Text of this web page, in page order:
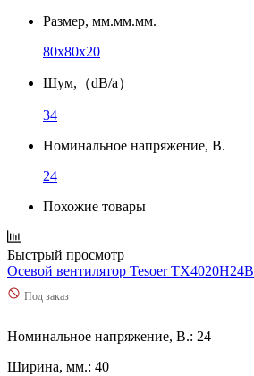
Размер, мм.мм.мм.
80x80x20
Шум,（dB/a）
34
Номинальное напряжение, В.
24
Похожие товары
Быстрый просмотр
Осевой вентилятор Tesoer TX4020H24B
Под заказ
Номинальное напряжение, В.: 24
Ширина, мм.: 40